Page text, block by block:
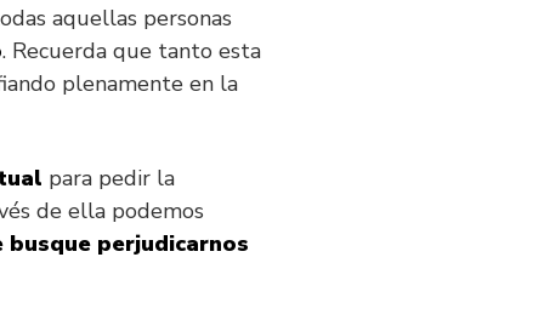
aquellas personas
. Recuerda que tanto esta
plenamente en la
para pedir la
de ella podemos
perjudicarnos